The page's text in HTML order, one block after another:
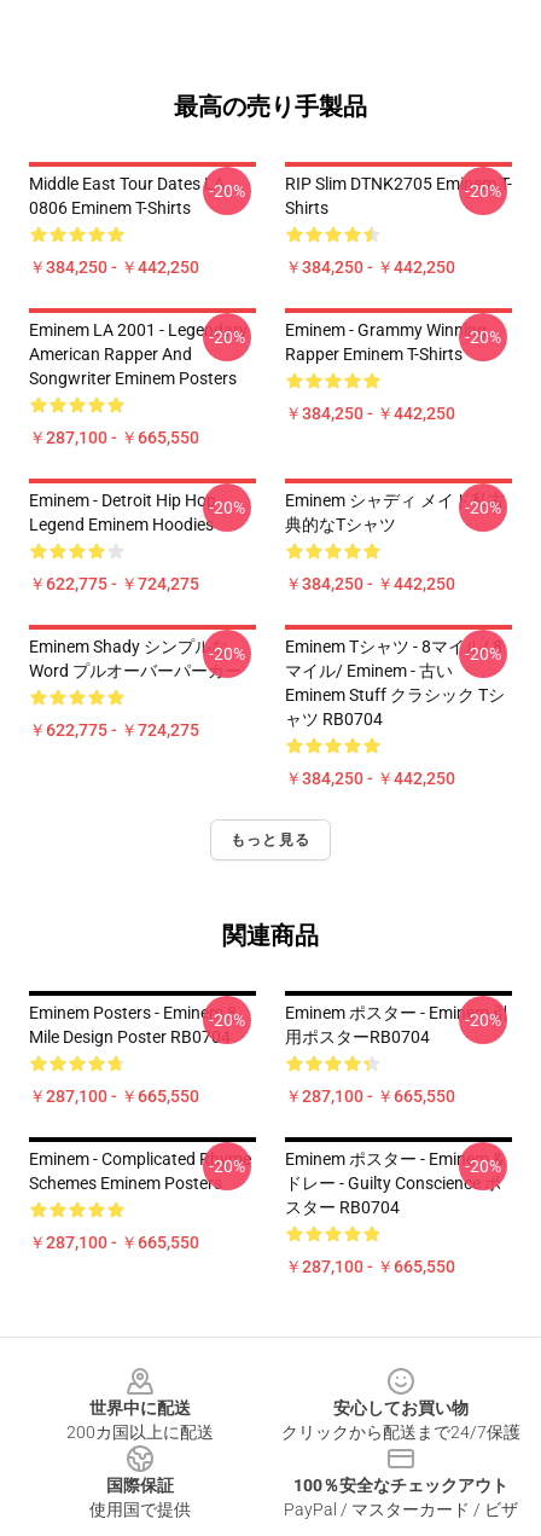
最高の売り手製品
Middle East Tour Dates LA
0806 Eminem T-Shirts
￥384,250 - ￥442,250
-20%
RIP Slim DTNK2705 Eminem T-
Shirts
￥384,250 - ￥442,250
-20%
Eminem LA 2001 - Legendary
American Rapper And
Songwriter Eminem Posters
￥287,100 - ￥665,550
-20%
Eminem - Grammy Winning
Rapper Eminem T-Shirts
￥384,250 - ￥442,250
-20%
Eminem - Detroit Hip Hop
Legend Eminem Hoodies
￥622,775 - ￥724,275
-20%
Eminem シャディ メイド私古
典的なTシャツ
￥384,250 - ￥442,250
-20%
Eminem Shady シンプルな
Word プルオーバーパーカー
￥622,775 - ￥724,275
-20%
Eminem Tシャツ - 8マイル/ 8
マイル/ Eminem - 古い
Eminem Stuff クラシック Tシ
ャツ RB0704
￥384,250 - ￥442,250
-20%
もっと見る
関連商品
Eminem Posters - Eminem 8
Mile Design Poster RB0704
￥287,100 - ￥665,550
-20%
Eminem ポスター - Eminem 引
用ポスターRB0704
￥287,100 - ￥665,550
-20%
Eminem - Complicated Rhyme
Schemes Eminem Posters
￥287,100 - ￥665,550
-20%
Eminem ポスター - Eminem &
ドレー - Guilty Conscience ポ
スター RB0704
￥287,100 - ￥665,550
-20%
世界中に配送
200カ国以上に配送
安心してお買い物
クリックから配送まで24/7保護
国際保証
使用国で提供
100％安全なチェックアウト
PayPal / マスターカード / ビザ